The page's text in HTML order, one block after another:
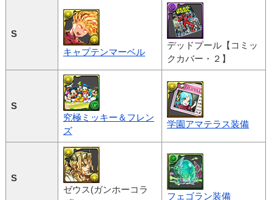
S
キャプテンマーベル
デッドプール【コミッ
クカバー・２】
S
究極ミッキー＆フレン
ズ
学園アマテラス装備
S
ゼウス(ガンホーコラ
フェゴラン装備